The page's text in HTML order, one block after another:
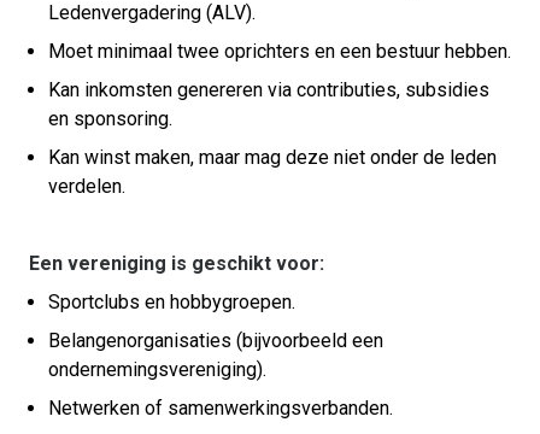
Ledenvergadering (ALV).
Moet minimaal twee oprichters en een bestuur hebben.
Kan inkomsten genereren via contributies, subsidies
en sponsoring.
Kan winst maken, maar mag deze niet onder de leden
verdelen.
Een vereniging is geschikt voor:
Sportclubs en hobbygroepen.
Belangenorganisaties (bijvoorbeeld een
ondernemingsvereniging).
Netwerken of samenwerkingsverbanden.